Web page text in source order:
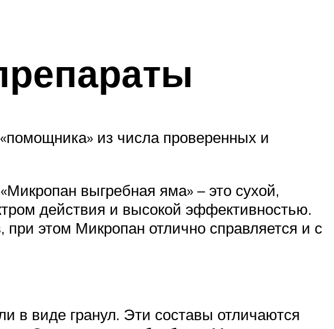
из числа проверенных и
выгребная яма» – это сухой,
действия и высокой эффективностью.
при этом Микропан отлично справляется и с
в виде гранул. Эти составы отличаются